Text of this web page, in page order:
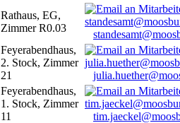
Rathaus, EG,
Zimmer R0.03
Feyerabendhaus,
2. Stock, Zimmer
21
Feyerabendhaus,
1. Stock, Zimmer
11